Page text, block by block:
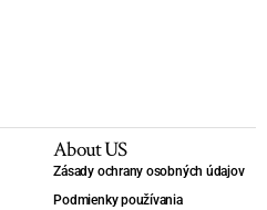
About US
Zásady ochrany osobných údajov
Podmienky používania